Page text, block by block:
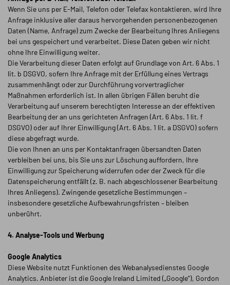
Wenn Sie uns per E-Mail, Telefon oder Telefax kontaktieren, wird Ihre
Anfrage inklusive aller daraus hervorgehenden personenbezogenen
Daten (Name, Anfrage) zum Zwecke der Bearbeitung Ihres Anliegens
bei uns gespeichert und verarbeitet. Diese Daten geben wir nicht
ohne Ihre Einwilligung weiter.
Die Verarbeitung dieser Daten erfolgt auf Grundlage von Art. 6 Abs. 1
lit. b DSGVO, sofern Ihre Anfrage mit der Erfüllung eines Vertrags
zusammenhängt oder zur Durchführung vorvertraglicher
Maßnahmen erforderlich ist. In allen übrigen Fällen beruht die
Verarbeitung auf unserem berechtigten Interesse an der effektiven
Bearbeitung der an uns gerichteten Anfragen (Art. 6 Abs. 1 lit. f
DSGVO) oder auf Ihrer Einwilligung (Art. 6 Abs. 1 lit. a DSGVO) sofern
diese abgefragt wurde.
Die von Ihnen an uns per Kontaktanfragen übersandten Daten
verbleiben bei uns, bis Sie uns zur Löschung auffordern, Ihre
Einwilligung zur Speicherung widerrufen oder der Zweck für die
Datenspeicherung entfällt (z. B. nach abgeschlossener Bearbeitung
Ihres Anliegens). Zwingende gesetzliche Bestimmungen –
insbesondere gesetzliche Aufbewahrungsfristen – bleiben
unberührt.
4. Analyse-Tools und Werbung
Google Analytics
Diese Website nutzt Funktionen des Webanalysedienstes Google
Analytics. Anbieter ist die Google Ireland Limited („Google“), Gordon